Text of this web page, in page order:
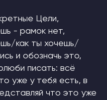
Цели,
- рамок нет,
как ты хочешь/
и обозначь это,
писать: всё
уже у тебя есть, в
что это уже